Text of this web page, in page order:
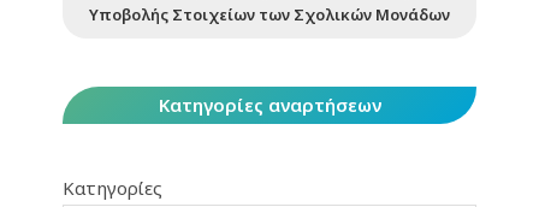
Υποβολής Στοιχείων των Σχολικών Μονάδων
Κατηγορίες αναρτήσεων
Κατηγορίες